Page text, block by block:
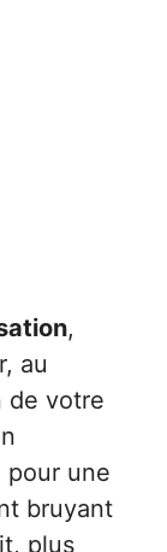
,
au
de votre
pour une
bruyant
plus